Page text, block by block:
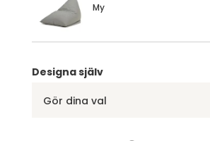
My
Designa själv
Gör dina val